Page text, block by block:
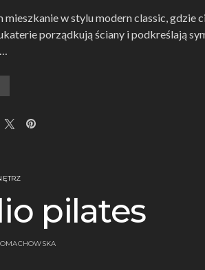
w stylu modern classic, gdzie
porządkują ściany i podkreślają
pilates